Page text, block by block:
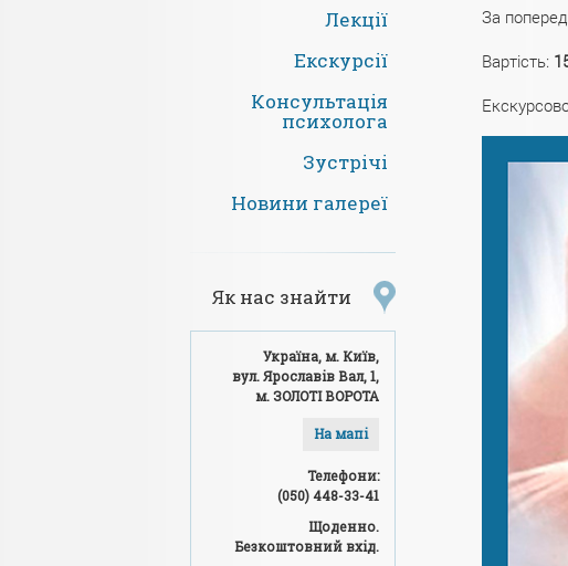
Лекції
Екскурсії
Консультація
психолога
Зустрічі
Новини галереї
Як нас знайти
Україна, м. Київ,
вул. Ярославів Вал, 1,
м. ЗОЛОТІ ВОРОТА
На мапі
Телефони:
(050) 448-33-41
Щоденно.
Безкоштовний вхід.
За
Вартість: